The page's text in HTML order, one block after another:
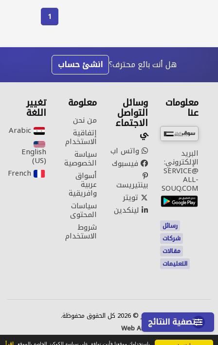
باستخدامك موقعنا فأنت توافق على سياسة الكوكيز الخاصة بالموقع إقرأ
تصفية النتائج
1
هل أنت بائع محترف؟ انشئ حساب
معلومات
عنا
البريد
الإلكتروني:
SERVICE@
ALL-
SOUQ.COM
رسائل
شركات
مقالات
التعليمات
وسائل
التواصل
الاجتماع
ي
واتس اب
فيسبوك
بينتيريست
تويتر
لينكدين
معلومة
من نحن
إتفاقية
الاستخدام
سياسة
الخصوصية
أسواق
عربية
وافريقية
سياسات
المحتوى
شروط
الاستخدام
تغيير
اللغة
Arabic‎
English
(US)‎
French‎
اتصل بناحقوق النشر © 2026 كل الحقوق محفوظة.
Web Annonces Technology